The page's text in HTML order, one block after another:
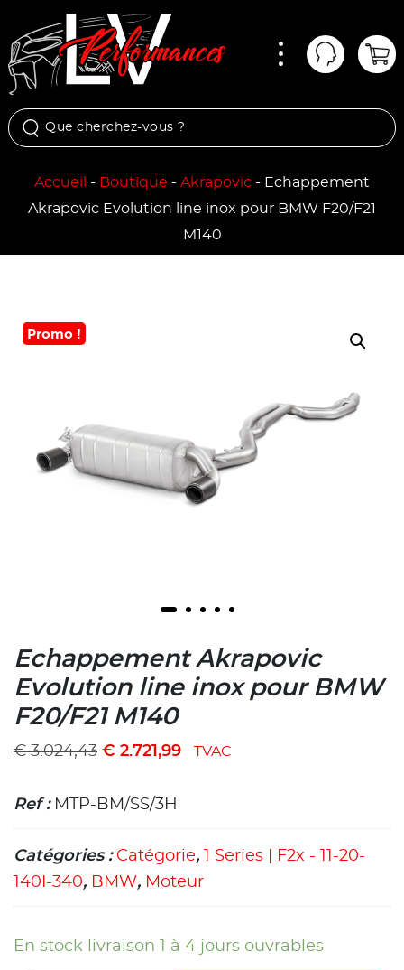
Mon
Accueil - Boutique - Akrapovic - Echappement
Akrapovic Evolution line inox pour BMW F20/F21
M140
Promo !
Echappement Akrapovic
Evolution line inox pour BMW
F20/F21 M140
€3.024,43 € 2.721,99 TVAC
Ref : MTP-BM/SS/3H
Catégories : Catégorie,
1 Series | F2x - 11-20-
140I-340, BMW, Moteur
En stock livraison 1 à 4 jours ouvrables